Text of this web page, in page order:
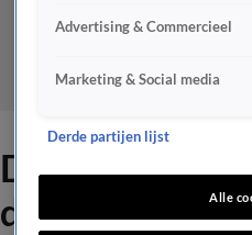
Dit is de
de
Advertising & Commercieel
Marketing & Social media
Derde partijen lijst
Alle